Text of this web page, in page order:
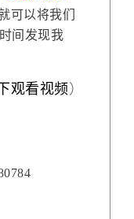
可以将我们
间发现我
观看视频 ）